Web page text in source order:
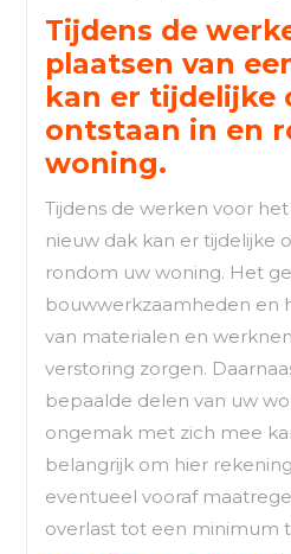
Tijdens de
plaatsen van
kan er tijdelijke
ontstaan in en
woning.
Tijdens de werken voor
nieuw dak kan er tijdelijke
rondom uw woning. Het
bouwwerkzaamheden en
van materialen en
verstoring zorgen.
bepaalde delen van uw
ongemak met zich mee
belangrijk om hier
eventueel vooraf
overlast tot een minimum